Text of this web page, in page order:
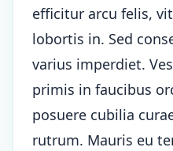
efficitur arcu felis,
lobortis in. Sed
varius imperdiet.
primis in faucibus
posuere cubilia
rutrum. Mauris eu